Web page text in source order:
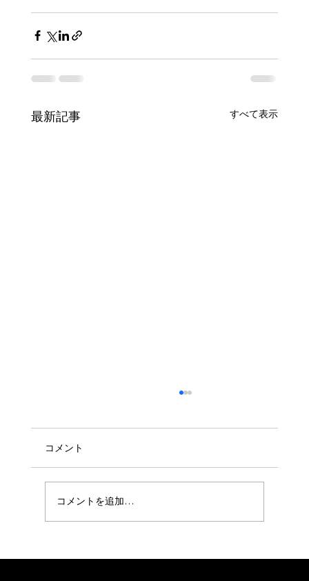
最新記事 すべて表示
EXPO 2025大阪・関西万博 出展
コメント
コメントを追加…